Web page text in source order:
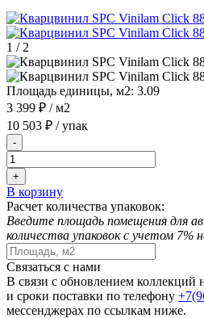
1 / 2
Площадь единицы, м2: 3.09
3 399 ₽ / м2
10 503 ₽ / упак
-
+
В корзину
Расчет количества упаковок:
Введите площадь помещения для
количества упаковок с учетом 7%
Связаться с нами
В связи с обновлением коллекций
и сроки поставки по телефону
мессенджерах по ссылкам ниже.